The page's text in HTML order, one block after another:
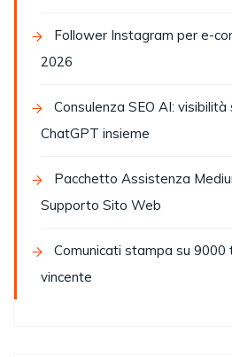
Follower Instagram per e-
2026
Consulenza SEO AI: visibilità
ChatGPT insieme
Pacchetto Assistenza
Supporto Sito Web
Comunicati stampa su
vincente